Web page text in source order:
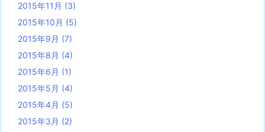
2015年11月 (3)
2015年10月 (5)
2015年9月 (7)
2015年8月 (4)
2015年6月 (1)
2015年5月 (4)
2015年4月 (5)
2015年3月 (2)